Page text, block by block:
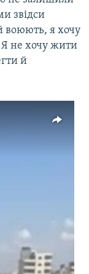
звідси
воюють, я хочу
Я не хочу жити
й